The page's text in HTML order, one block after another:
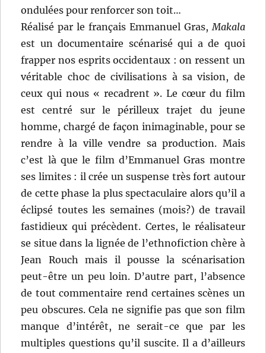
ondulées pour renforcer son toit…
Réalisé par le français Emmanuel Gras, Makala
est un documentaire scénarisé qui a de quoi
frapper nos esprits occidentaux : on ressent un
véritable choc de civilisations à sa vision, de
ceux qui nous « recadrent ». Le cœur du film
est centré sur le périlleux trajet du jeune
homme, chargé de façon inimaginable, pour se
rendre à la ville vendre sa production. Mais
c’est là que le film d’Emmanuel Gras montre
ses limites : il crée un suspense très fort autour
de cette phase la plus spectaculaire alors qu’il a
éclipsé toutes les semaines (mois?) de travail
fastidieux qui précèdent. Certes, le réalisateur
se situe dans la lignée de l’ethnofiction chère à
Jean Rouch mais il pousse la scénarisation
peut-être un peu loin. D’autre part, l’absence
de tout commentaire rend certaines scènes un
peu obscures. Cela ne signifie pas que son film
manque d’intérêt, ne serait-ce que par les
multiples questions qu’il suscite. Il a d’ailleurs